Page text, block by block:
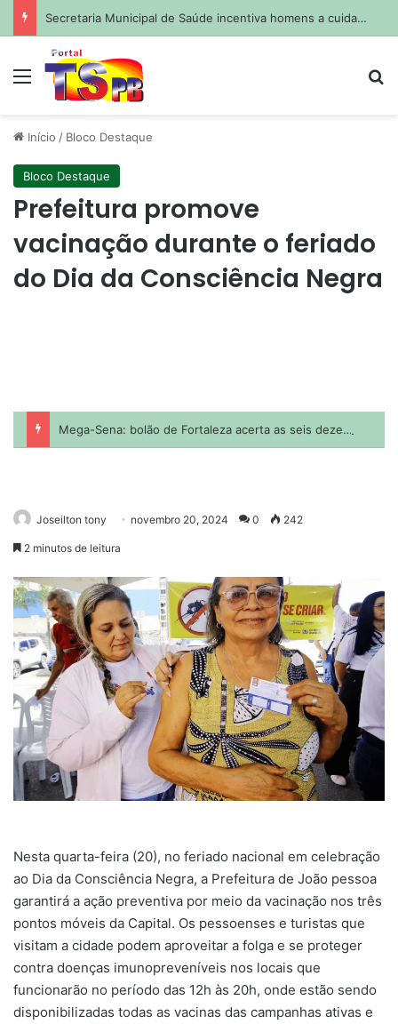
Secretaria Municipal de Saúde incentiva homens a cuidar da saúde antes e durante a paternidade
Menu
Início / Bloco Destaque
Bloco Destaque
Prefeitura promove
vacinação durante o feriado
do Dia da Consciência Negra
Joseilton tony novembro 20, 2024 0 242
2 minutos de leitura
Nesta quarta-feira (20), no feriado nacional em celebração
ao Dia da Consciência Negra, a Prefeitura de João pessoa
garantirá a ação preventiva por meio da vacinação nos três
pontos móveis da Capital. Os pessoenses e turistas que
visitam a cidade podem aproveitar a folga e se proteger
contra doenças imunopreveníveis nos locais que
funcionarão no período das 12h às 20h, onde estão sendo
disponibilizadas todas as vacinas das campanhas ativas e